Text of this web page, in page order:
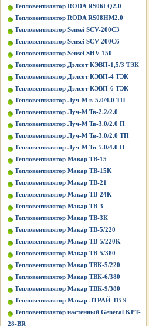
Тепловентилятор RODA RS06LQ2.0
Тепловентилятор RODA RS08HM2.0
Тепловентилятор Sensei SCV-200C3
Тепловентилятор Sensei SCV-200C6
Тепловентилятор Sensei SHV-150
Тепловентилятор Дэлсот КЭВП-1,5/3 ТЭК
Тепловентилятор Дэлсот КЭВП-4 ТЭК
Тепловентилятор Дэлсот КЭВП-6 ТЭК
Тепловентилятор Луч-М в-5.0/4.0 ТП
Тепловентилятор Луч-М Тв-2.2/2.0
Тепловентилятор Луч-М Тв-3.0/2.0 П
Тепловентилятор Луч-М Тв-3.0/2.0 ТП
Тепловентилятор Луч-М Тв-5.0/4.0 П
Тепловентилятор Макар ТВ-15
Тепловентилятор Макар ТВ-15K
Тепловентилятор Макар ТВ-21
Тепловентилятор Макар ТВ-24K
Тепловентилятор Макар ТВ-3
Тепловентилятор Макар ТВ-3К
Тепловентилятор Макар ТВ-5/220
Тепловентилятор Макар ТВ-5/220K
Тепловентилятор Макар ТВ-5/380
Тепловентилятор Макар ТВК-5/220
Тепловентилятор Макар ТВК-6/380
Тепловентилятор Макар ТВК-9/380
Тепловентилятор Макар ЭТРАЙ ТВ-9
Тепловентилятор настенный General KPT-
28-BR